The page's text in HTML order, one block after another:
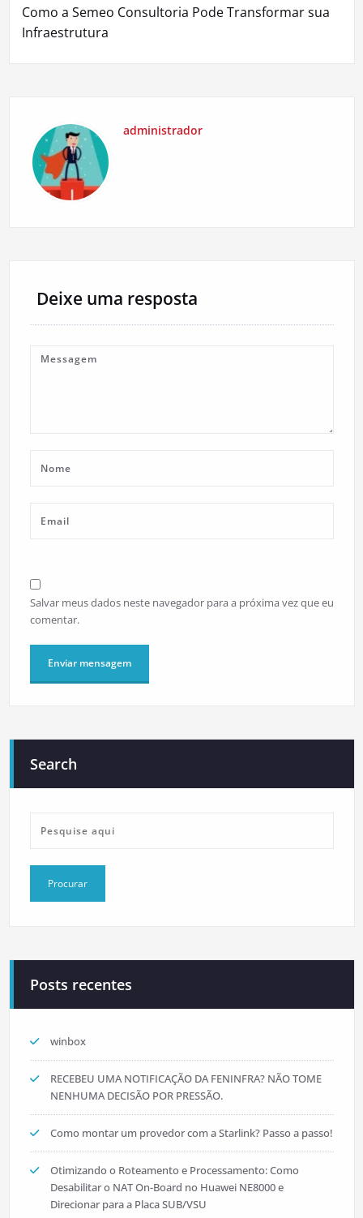
Como a Semeo Consultoria Pode Transformar sua
Infraestrutura
administrador
Deixe uma resposta
Salvar meus dados neste navegador para a próxima vez que eu
comentar.
Search
Posts recentes
winbox
RECEBEU UMA NOTIFICAÇÃO DA FENINFRA? NÃO TOME
NENHUMA DECISÃO POR PRESSÃO.
Como montar um provedor com a Starlink? Passo a passo!
Otimizando o Roteamento e Processamento: Como
Desabilitar o NAT On-Board no Huawei NE8000 e
Direcionar para a Placa SUB/VSU